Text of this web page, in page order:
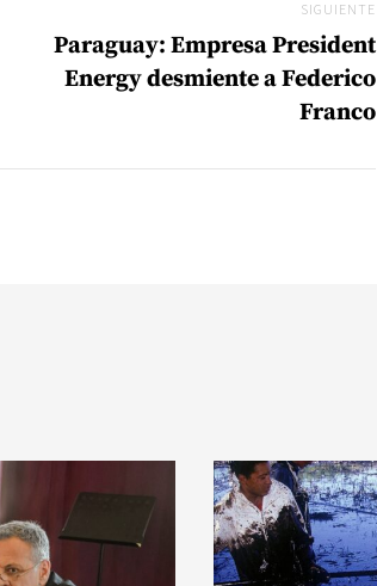
SIGUIENTE
Paraguay: Empresa President
Energy desmiente a Federico
Franco